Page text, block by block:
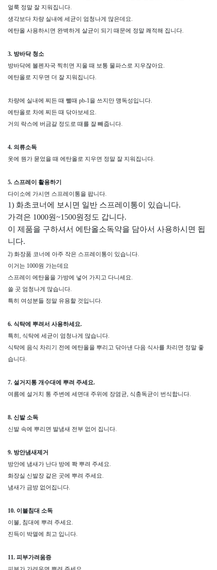
얼룩 정말 잘 지워집니다.
생각보다 차량 실내에 세균이 엄청나게 많은데요.
에탄올 사용하시면 완벽하게 살균이 되기 때문에 정말 쾌적해 집니다.
3. 방바닥 청소
방바닥에 볼펜자국 찍히면 지울 때 보통 물파스로 지우잖아요.
에탄올로 지우면 더 잘 지워집니다.
차량에 실내에 찌든 때 뺄때 pb-1을 쓰지만 맹독성입니다.
에탄올로 차에 찌든 때 닦아보세요.
거의 락스에 버금갈 정도로 때를 잘 빼줍니다.
4. 의류소독
옷에 뭔가 묻었을 때 에탄올로 지우면 정말 잘 지워집니다.
5. 스프레이 활용하기
다이소에 가시면 스프레이통을 팝니다.
1) 화초코너에 보시면 일반 스프레이통이 있습니다.
가격은 1000원~1500원정도 갑니다.
이 제품을 구하셔서 에탄올소독약을 담아서 사용하시면 됩
니다.
2) 화장품 코너에 아주 작은 스프레이통이 있습니다.
이거는 1000원 가는데요
스프레이 에탄올을 가방에 넣어 가지고 다니세요.
쓸 곳 엄청나게 많습니다.
특히 여성분들 정말 유용할 것입니다.
6. 식탁에 뿌려서 사용하세요.
특히, 식탁에 세균이 엄청나게 많습니다.
식탁에 음식 차리기 전에 에탄올을 뿌리고 닦아낸 다음 식사를 차리면 정말 좋
습니다.
7. 설거지통 개수대에 뿌려 주세요.
여름에 설거치 통 주변에 세면대 주위에 장염균, 식충독균이 번식합니다.
8. 신발 소독
신발 속에 뿌리면 발냄새 전부 없어 집니다.
9. 방안냄새제거
방안에 냄새가 난다 방에 쫙 뿌려 주세요.
화장실 신발장 같은 곳에 뿌려 주세요.
냄새가 금방 없어집니다.
10. 이불침대 소독
이불, 침대에 뿌려 주세요.
진득이 박멸에 최고 입니다.
11. 피부가려움증